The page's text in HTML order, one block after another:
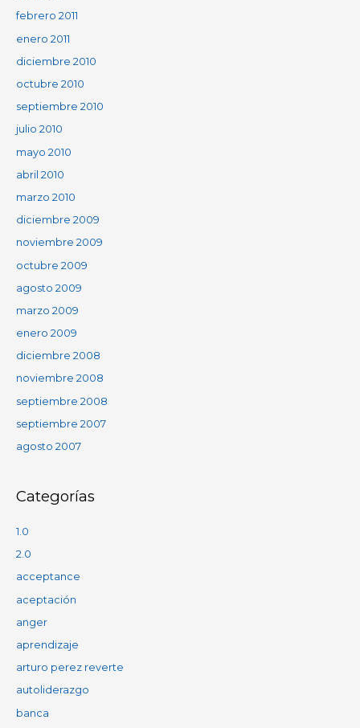
febrero 2011
enero 2011
diciembre 2010
octubre 2010
septiembre 2010
julio 2010
mayo 2010
abril 2010
marzo 2010
diciembre 2009
noviembre 2009
octubre 2009
agosto 2009
marzo 2009
enero 2009
diciembre 2008
noviembre 2008
septiembre 2008
septiembre 2007
agosto 2007
Categorías
1.0
2.0
acceptance
aceptación
anger
aprendizaje
arturo perez reverte
autoliderazgo
banca